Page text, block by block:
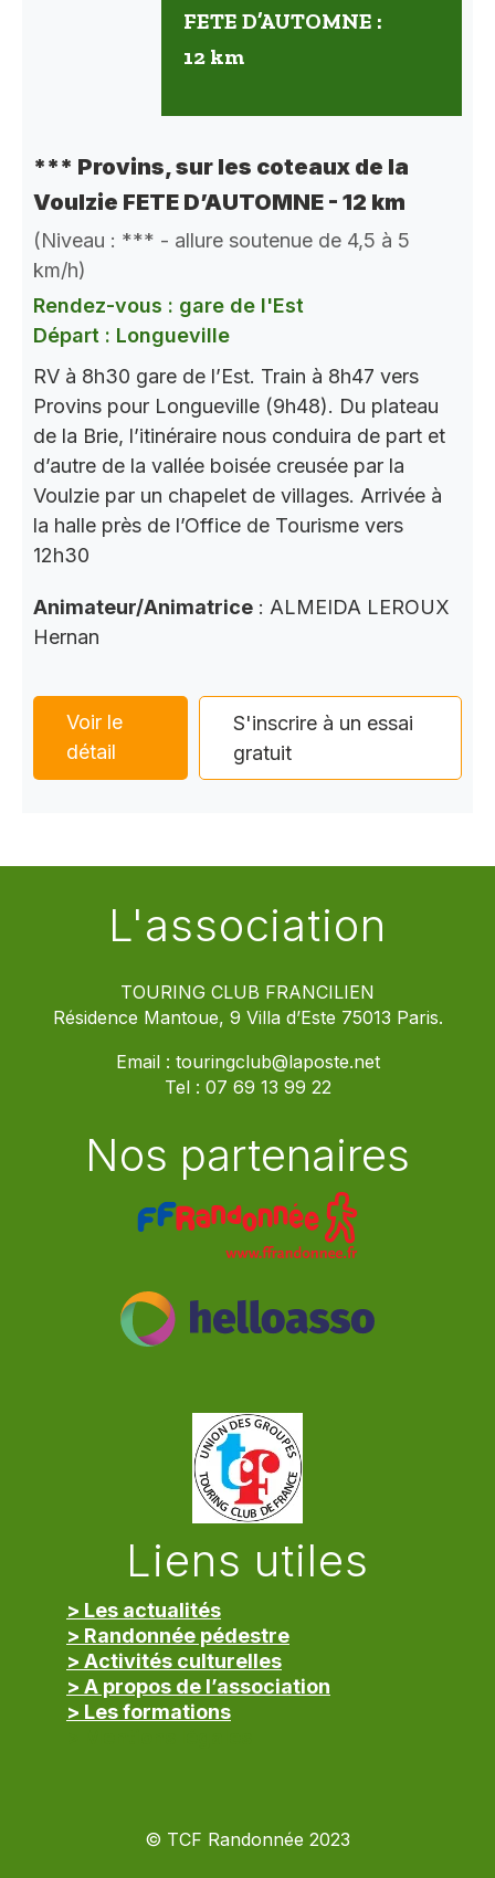
FETE D’AUTOMNE :
12 km
*** Provins, sur les coteaux de la
Voulzie FETE D’AUTOMNE - 12 km
(Niveau : *** - allure soutenue de 4,5 à 5
km/h)
Rendez-vous : gare de l'Est
Départ : Longueville
RV à 8h30 gare de l’Est. Train à 8h47 vers
Provins pour Longueville (9h48). Du plateau
de la Brie, l’itinéraire nous conduira de part et
d’autre de la vallée boisée creusée par la
Voulzie par un chapelet de villages. Arrivée à
la halle près de l’Office de Tourisme vers
12h30
Animateur/Animatrice : ALMEIDA LEROUX
Hernan
Voir le
détail
S'inscrire à un essai
gratuit
L'association
TOURING CLUB FRANCILIEN
Résidence Mantoue, 9 Villa d’Este 75013 Paris.
Email : touringclub@laposte.net
Tel : 07 69 13 99 22
Nos partenaires
Liens utiles
> Les actualités
> Randonnée pédestre
> Activités culturelles
> A propos de l’association
> Les formations
© TCF Randonnée 2023